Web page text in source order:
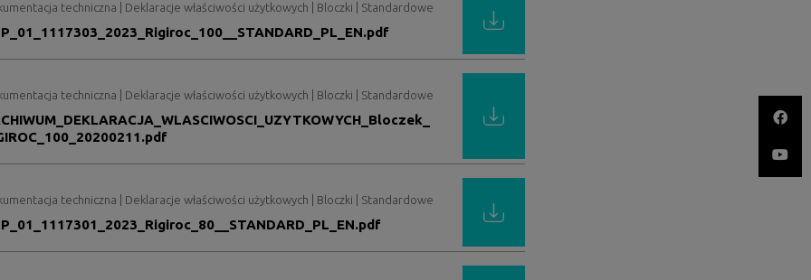
techniczna | Deklaracje właściwości użytkowych | Bloczki | Standardowe
techniczna | Deklaracje właściwości użytkowych | Bloczki | Standardowe
techniczna | Deklaracje właściwości użytkowych | Bloczki | Standardowe